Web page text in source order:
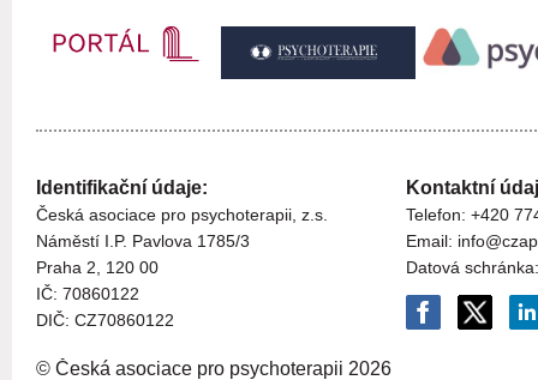
Identifikační údaje:
Česká asociace pro psychoterapii, z.s.
Náměstí I.P. Pavlova 1785/3
Praha 2, 120 00
IČ: 70860122
DIČ: CZ70860122
Kontaktní
Telefon: +420
Email:
Datová
© Česká asociace pro psychoterapii 2026